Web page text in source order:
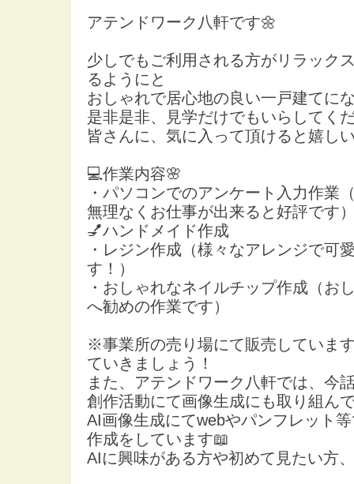
アテンドワーク八軒です🌼
少しでもご利用される方がリラック
るようにと
おしゃれで居心地の良い一戸建てに
是非是非、見学だけでもいらしてく
皆さんに、気に入って頂けると嬉し
💻作業内容🌸
・パソコンでのアンケート入力作業
無理なくお仕事が出来ると好評です
💅ハンドメイド作成
・レジン作成（様々なアレンジで可
す！）
・おしゃれなネイルチップ作成（お
へ勧めの作業です）
※事業所の売り場にて販売していま
ていきましょう！
また、アテンドワーク八軒では、今
創作活動にて画像生成にも取り組ん
AI画像生成にてwebやパンフレット
作成をしています📖
AIに興味がある方や初めて見たい方